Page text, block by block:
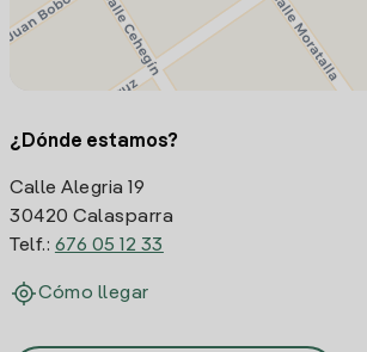
¿Dónde estamos?
Calle Alegria 19
30420 Calasparra
Telf.: 676 05 12 33
Cómo llegar